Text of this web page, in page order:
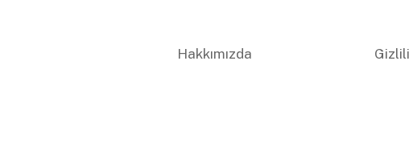
Hakkımızda